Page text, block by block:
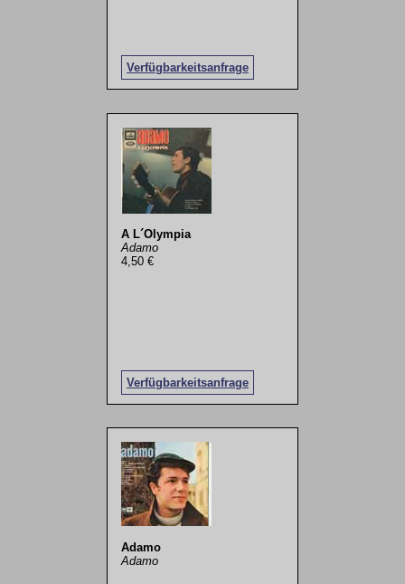
Verfügbarkeitsanfrage
A L´Olympia
Adamo
4,50 €
Verfügbarkeitsanfrage
Adamo
Adamo